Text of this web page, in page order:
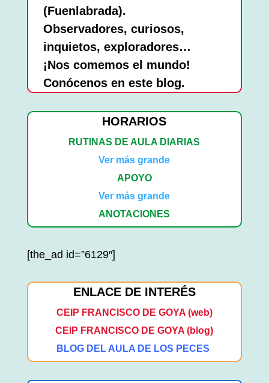
(Fuenlabrada).
Observadores, curiosos,
inquietos, exploradores…
¡Nos comemos el mundo!
Conócenos en este blog.
HORARIOS
RUTINAS DE AULA DIARIAS
Ver más grande
APOYO
Ver más grande
ANOTACIONES
[the_ad id=”6129″]
ENLACE DE INTERÉS
CEIP FRANCISCO DE GOYA (web)
CEIP FRANCISCO DE GOYA (blog)
BLOG DEL AULA DE LOS PECES